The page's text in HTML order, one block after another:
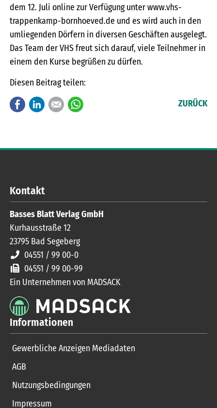
dem 12. Juli online zur Verfügung unter www.vhs-
trappenkamp-bornhoeved.de und es wird auch in den
umliegenden Dörfern in diversen Geschäften ausgelegt.
Das Team der VHS freut sich darauf, viele Teilnehmer in
einem den Kurse begrüßen zu dürfen.
Diesen Beitrag teilen:
FacebookLinkedInE-mail ZURÜCK
Kontakt
Basses Blatt Verlag GmbH
Kurhausstraße 12
23795 Bad Segeberg
04551 / 99 00-0
04551 / 99 00-99
Ein Unternehmen von MADSACK
Informationen
Gewerbliche Anzeigen Mediadaten
AGB
Nutzungsbedingungen
Impressum